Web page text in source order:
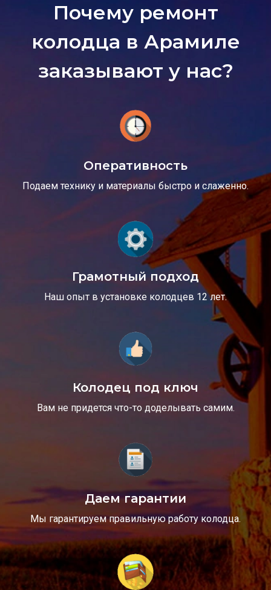
Почему ремонт
колодца в Арамиле
заказывают у нас?
Оперативность
Подаем технику и материалы быстро и слаженно.
Грамотный подход
Наш опыт в установке колодцев 12 лет.
Колодец под ключ
Вам не придется что-то доделывать самим.
Даем гарантии
Мы гарантируем правильную работу колодца.